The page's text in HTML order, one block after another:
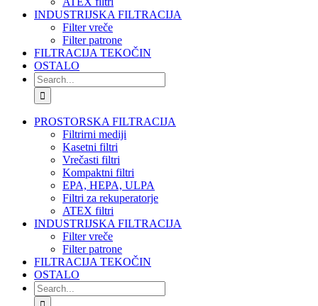
INDUSTRIJSKA FILTRACIJA
Filter vreče
Filter patrone
FILTRACIJA TEKOČIN
OSTALO
Search
for:
PROSTORSKA FILTRACIJA
Filtrirni mediji
Kasetni filtri
Vrečasti filtri
Kompaktni filtri
EPA, HEPA, ULPA
Filtri za rekuperatorje
ATEX filtri
INDUSTRIJSKA FILTRACIJA
Filter vreče
Filter patrone
FILTRACIJA TEKOČIN
OSTALO
Search
for: